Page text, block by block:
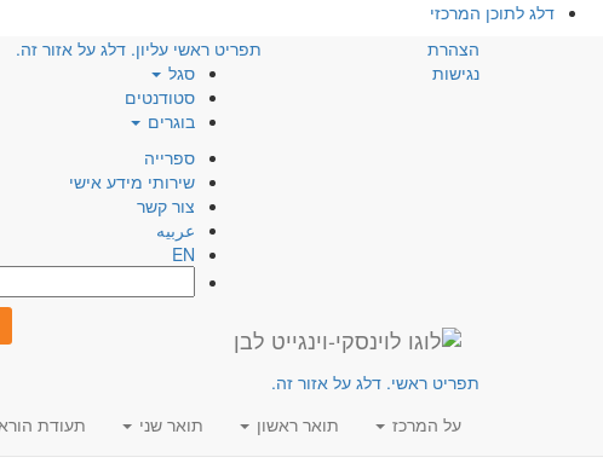
דלג לתוכן המרכזי
הצהרת
נגישות
תפריט ראשי עליון. דלג על אזור זה.
סגל
סטודנטים
בוגרים
ספרייה
שירותי מידע אישי
צור קשר
عربيه
EN
תפריט ראשי. דלג על אזור זה.
על המרכז
תואר ראשון תואר שני תעודת